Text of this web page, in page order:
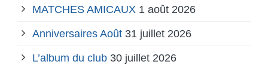
MATCHES AMICAUX 1 août 2026
Anniversaires Août 31 juillet 2026
L’album du club 30 juillet 2026